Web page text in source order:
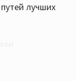
лучших